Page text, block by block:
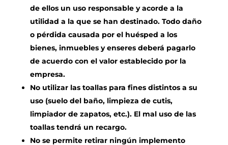
de ellos un uso responsable y acorde a la
utilidad a la que se han destinado. Todo daño
o pérdida causada por el huésped a los
bienes, inmuebles y enseres deberá pagarlo
de acuerdo con el valor establecido por la
empresa.
No utilizar las toallas para fines distintos a su
uso (suelo del baño, limpieza de cutis,
limpiador de zapatos, etc.). El mal uso de las
toallas tendrá un recargo.
No se permite retirar ningún implemento